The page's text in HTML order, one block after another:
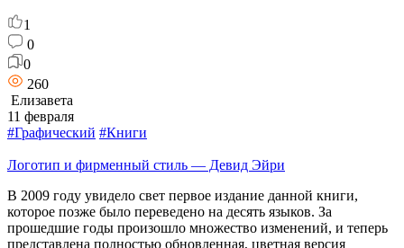
1
0
0
260
Елизавета
11 февраля
#Графический #Книги
Логотип и фирменный стиль — Девид Эйри
В 2009 году увидело свет первое издание данной книги,
которое позже было переведено на десять языков. За
прошедшие годы произошло множество изменений, и теперь
представлена полностью обновленная, цветная версия